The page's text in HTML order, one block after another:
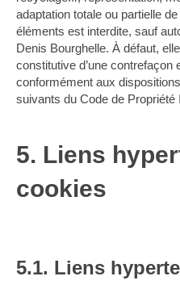
adaptation totale ou partielle
éléments est interdite, sauf
Denis Bourghelle. À défaut,
constitutive d’une contrefaçon
conformément aux
suivants du Code de Propriété
5. Liens
cookies
5.1. Liens